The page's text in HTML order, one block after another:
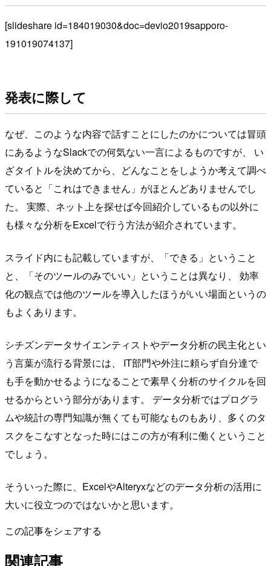
[slideshare id=184019030&doc=devio2019sapporo-
191019074137]
発表に際して
なぜ、このような内容で話すことにしたのかについては冒頭
にあるようなSlackでの何気ない一言によるものですが、 い
ざタイトルを決めてから、どんなことをしようか考えて調べ
ていると「これはできません」がほとんどありませんでし
た。 実際、ネット上を探せば今回紹介しているもの以外に
も様々な分析をExcelで行う方法が紹介されています。
スライド内にも記載していますが、「できる」ということ
と、「そのツールのみでいい」ということは異なり、 効率
化の観点では他のツールを導入したほうがいい場面というの
もよくあります。
シチズンデータサイエンティストやデータ分析の民主化とい
う言葉が流行る背景には、 IT部門や外注に頼らず自分達で
も手を動かせるようになることで素早く分析のサイクルを回
せるからという部分があります。 データ分析ではプログラ
ムや統計の専門知識が無くても可能なものもあり、多くのタ
スクをこなすとなった時にはこの方が有利に働くということ
でしょう。
そういった際に、ExcelやAlteryxなどのデータ分析の活用に
大いに役立つのではないかと思います。
この記事をシェアする
関連記事